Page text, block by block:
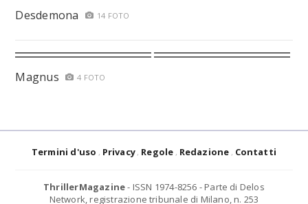
Desdemona 14 FOTO
Magnus 4 FOTO
Termini d'uso Privacy Regole Redazione Contatti
ThrillerMagazine- ISSN 1974-8256 - Parte di Delos
Network, registrazione tribunale di Milano, n. 253